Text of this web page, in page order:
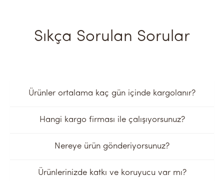
Sıkça Sorulan Sorular
Ürünler ortalama kaç gün içinde kargolanır?
Hangi kargo firması ile çalışıyorsunuz?
Nereye ürün gönderiyorsunuz?
Ürünlerinizde katkı ve koruyucu var mı?